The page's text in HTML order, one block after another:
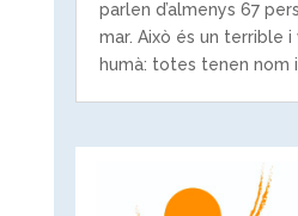
parlen d’almenys 67
mar. Això és un terrible
humà: totes tenen nom i